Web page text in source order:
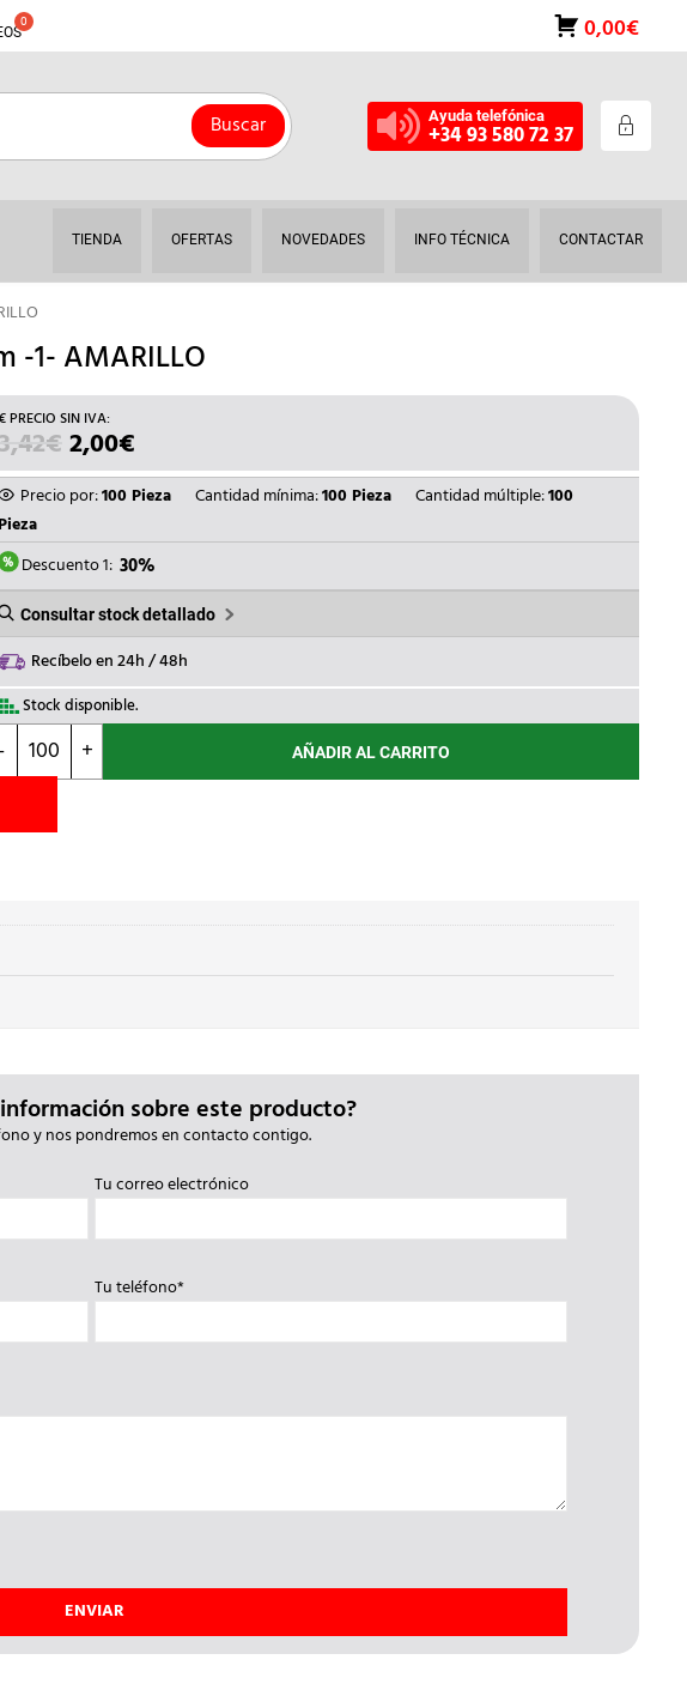
0,00€
Buscar Ayuda telefónica
+34 93 580 72 37
TIENDA OFERTAS NOVEDADES INFO TÉCNICA CONTACTAR
-1- AMARILLO
3,42€ EL
PRECIO
ORIGINAL
3,42€.
2,00€EL
PRECIO
ACTUAL
2,00€.
Precio por:100 Pieza Cantidad mínima:100 Pieza Cantidad múltiple:100
Pieza
Descuento 1: 30%
Consultar stock detallado
Recíbelo en 24h / 48h
Stock disponible.
-
UNEX
SENALIZ.PVC
8mm
+ AÑADIR AL CARRITO
sobre este producto?
y nos pondremos en contacto contigo.
Tu correo electrónico
Tu teléfono*